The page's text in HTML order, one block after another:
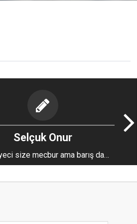
Selçuk Onur
size mecbur ama barış da
güzel bir şeydir